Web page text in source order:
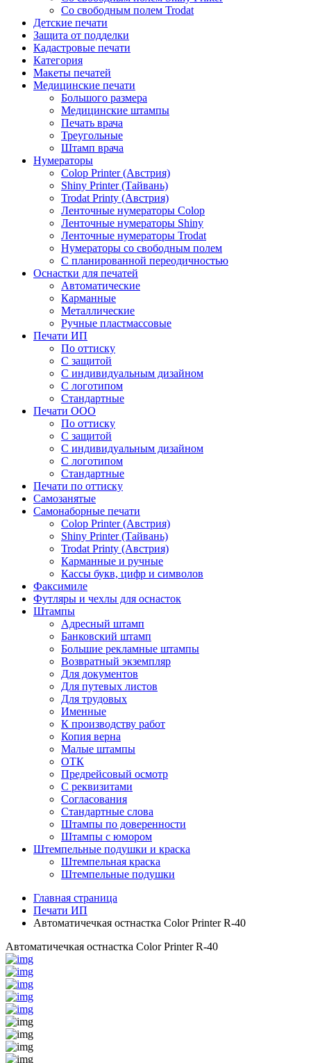
Со свободным полем Trodat
Детские печати
Защита от подделки
Кадастровые печати
Категория
Макеты печатей
Медицинские печати
Большого размера
Медицинские штампы
Печать врача
Треугольные
Штамп врача
Нумераторы
Colop Printer (Австрия)
Shiny Printer (Тайвань)
Trodat Printy (Австрия)
Ленточные нумераторы Colop
Ленточные нумераторы Shiny
Ленточные нумераторы Trodat
Нумераторы со свободным полем
С планированной переодичностью
Оснастки для печатей
Автоматические
Карманные
Металлические
Ручные пластмассовые
Печати ИП
По оттиску
С защитой
С индивидуальным дизайном
С логотипом
Стандартные
Печати ООО
По оттиску
С защитой
С индивидуальным дизайном
С логотипом
Стандартные
Печати по оттиску
Самозанятые
Самонаборные печати
Colop Printer (Австрия)
Shiny Printer (Тайвань)
Trodat Printy (Австрия)
Карманные и ручные
Кассы букв, цифр и символов
Факсимиле
Футляры и чехлы для оснасток
Штампы
Адресный штамп
Банковский штамп
Большие рекламные штампы
Возвратный экземпляр
Для документов
Для путевых листов
Для трудовых
Именные
К производству работ
Копия верна
Малые штампы
ОТК
Предрейсовый осмотр
С реквизитами
Согласования
Стандартные слова
Штампы по доверенности
Штампы с юмором
Штемпельные подушки и краска
Штемпельная краска
Штемпельные подушки
Главная страница
Печати ИП
Автоматичечкая остнастка Color Printer R-40
Автоматичечкая остнастка Color Printer R-40